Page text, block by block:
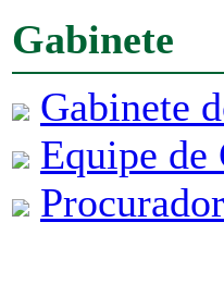
Gabinete
Gabinete
Equipe de